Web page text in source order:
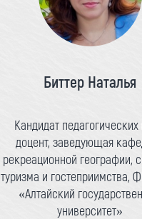
Биттер Наталья
Кандидат педагогических
доцент, заведующая
рекреационной географии,
туризма и гостеприимства,
«Алтайский
университет»